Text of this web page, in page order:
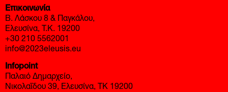
Επικοινωνία
Β. Λάσκου 8 & Παγκάλου,
Ελευσίνα, Τ.Κ. 19200
+30 210 5562001
info@2023eleusis.eu
Infopoint
Παλαιό Δημαρχείο,
Νικολαΐδου 39, Ελευσίνα, ΤΚ 19200